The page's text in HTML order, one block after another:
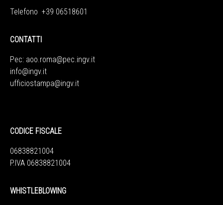
Telefono +39 06518601
CONTATTI
Pec: aoo.roma@pec.ingv.it
info@ingv.it
ufficiostampa@ingv.it
CODICE FISCALE
06838821004
P.IVA 06838821004
WHISTLEBLOWING